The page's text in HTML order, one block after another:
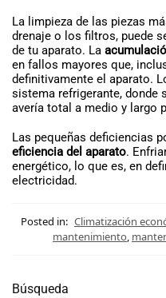
La limpieza de las piezas
drenaje o los filtros, puede
de tu aparato. La
en fallos mayores que,
definitivamente el aparato.
sistema refrigerante, donde
avería total a medio y largo
Las pequeñas deficiencias
eficiencia del aparato.
energético, lo que es, en
electricidad.
Posted in: Climatización
mantenimiento,
Búsqueda